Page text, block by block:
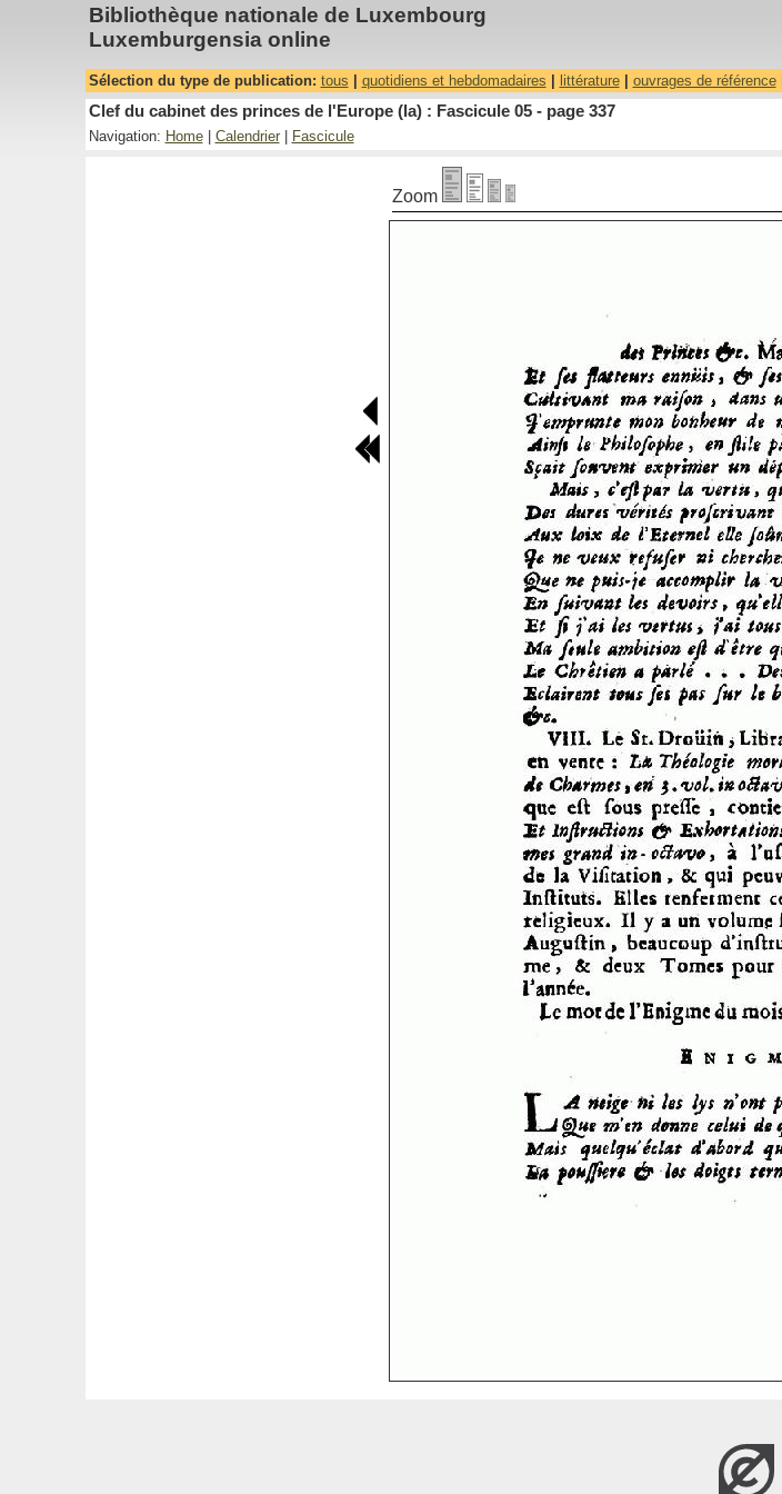
Bibliothèque nationale de Luxembourg
Luxemburgensia online
Sélection du type de publication: tous quotidiens et hebdomadaires littérature| ouvrages de référence|
Clef du cabinet des princes de l'Europe (la) : Fascicule 05 - page 337
Navigation: Home| Calendrier| Fascicule
Zoom